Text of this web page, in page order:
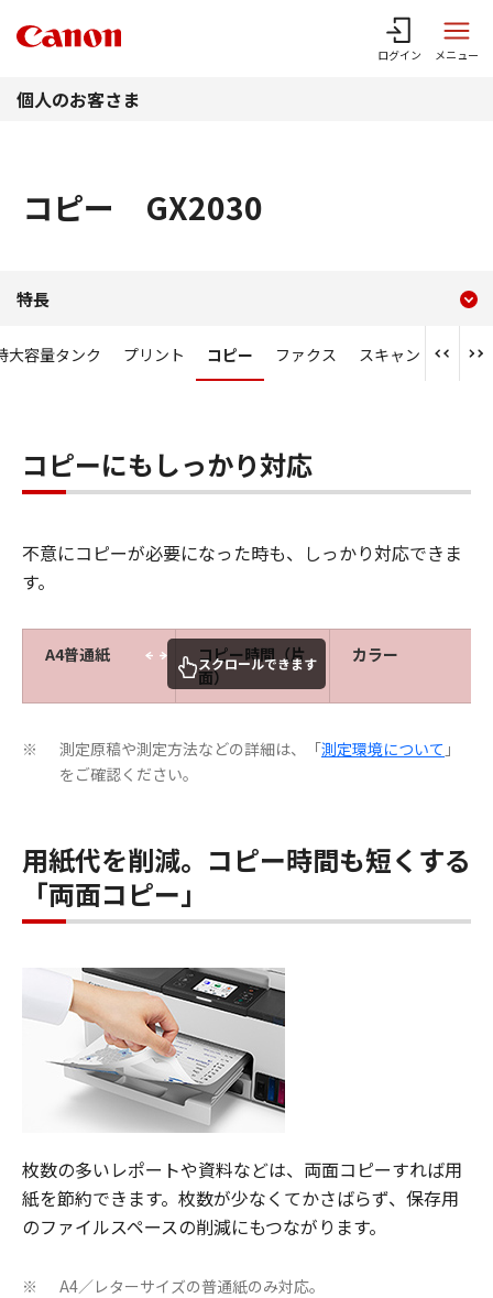
ログイン メニュー
個人のお客さま
コピー GX2030
特長
大容量タンク プリント コピー ファクス スキャン ネッ
コピーにもしっかり対応
不意にコピーが必要になった時も、しっかり対応できま
す。
A4普通紙
コピー時間（片
面）
カラー
スクロールできます
※ 測定原稿や測定方法などの詳細は、「測定環境について 」
をご確認ください。
用紙代を削減。コピー時間も短くする
「両面コピー」
枚数の多いレポートや資料などは、両面コピーすれば用
紙を節約できます。枚数が少なくてかさばらず、保存用
のファイルスペースの削減にもつながります。
※ A4／レターサイズの普通紙のみ対応。